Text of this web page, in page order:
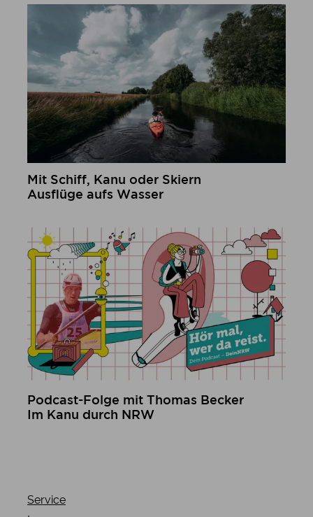
Mit Schiff, Kanu oder Skiern
Ausflüge aufs Wasser
Podcast-Folge mit Thomas Becker
Im Kanu durch NRW
Service